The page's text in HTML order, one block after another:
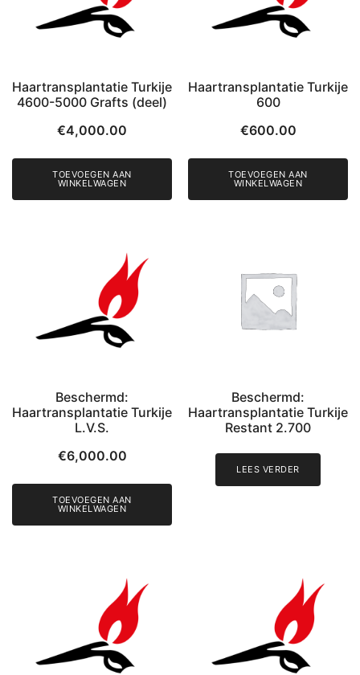
Haartransplantatie Turkije
4600-5000 Grafts (deel)
€4,000.00
TOEVOEGEN AAN
WINKELWAGEN
Haartransplantatie Turkije
600
€600.00
TOEVOEGEN AAN
WINKELWAGEN
Beschermd:
Haartransplantatie Turkije
L.V.S.
€6,000.00
TOEVOEGEN AAN
WINKELWAGEN
Beschermd:
Haartransplantatie Turkije
Restant 2.700
LEES VERDER